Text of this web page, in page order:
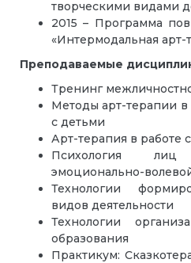
творческими видами
2015 – Программа
«Интермодальная
Преподаваемые
Тренинг
Методы арт-терапии
с детьми
Арт-терапия в работе
Психология
эмоционально-
Технологии
видов деятельности
Технологии
образования
Практикум: